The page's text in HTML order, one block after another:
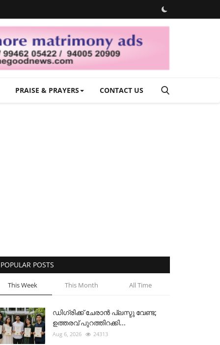
PRAISE & PRAYERS CONTACT US
POPULAR POSTS
This Week This Month All Time
ഡിഗ്രിക്ക് ചേരാന്‍ പ്ലസ്ടു വേണ്ട;
ഉത്തരവ് പുറത്തിറക്കി...
Aug 6, 2026 24313